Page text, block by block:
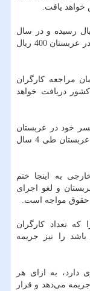
در سال 2019 این مالیات به 300 ریال رسیده و در سال
2020 نیز به ازای هر نفر برای اقامت یك ساله در عربستان 400 ریال
مراجعه كارگران
دریافت خواهد
خود در عربستان
زندگی می‌كنند، باید برای تمدید اقامت خود در عربستان طی 4 سال
به اینجا ختم
و لغو اجرای
حقوق مواجه است.
تعداد كارگران
را نیز جریمه
دارد، به ازای هر
عربستان جریمه می‌دهد و قرار